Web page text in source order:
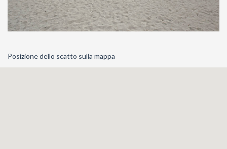
Posizione dello scatto sulla mappa